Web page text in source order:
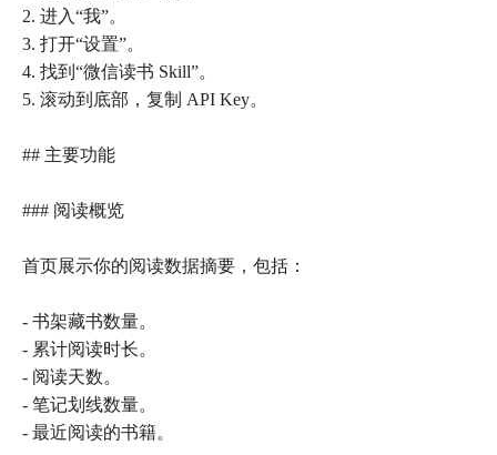
2. 进入“我”。
3. 打开“设置”。
4. 找到“微信读书 Skill”。
5. 滚动到底部，复制 API Key。
## 主要功能
### 阅读概览
首页展示你的阅读数据摘要，包括：
- 书架藏书数量。
- 累计阅读时长。
- 阅读天数。
- 笔记划线数量。
- 最近阅读的书籍。